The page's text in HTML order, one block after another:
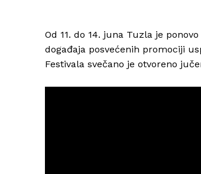
Od 11. do 14. juna Tuzla je
događaja posvećenih promociji
Festivala svečano je otvoreno